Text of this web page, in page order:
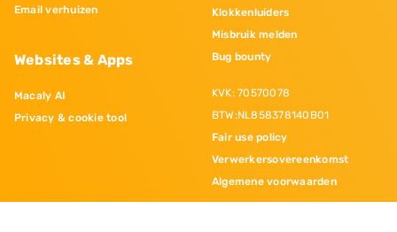
Email verhuizen
Websites & Apps
Macaly AI
Privacy & cookie tool
Klokkenluiders
Misbruik melden
Bug bounty
KVK: 70570078
BTW:NL858378140B01
Fair use policy
Verwerkersovereenkomst
Algemene voorwaarden